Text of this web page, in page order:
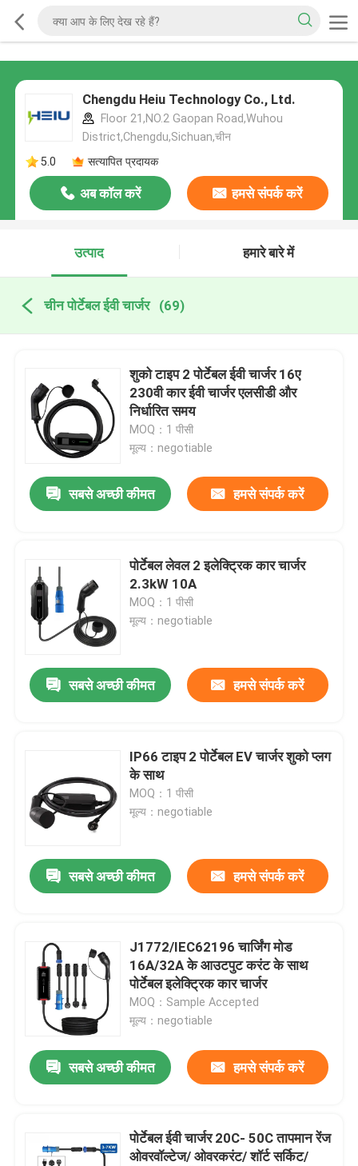
Chengdu Heiu Technology Co., Ltd.
Floor 21,NO.2 Gaopan Road,Wuhou
District,Chengdu,Sichuan,चीन
5.0
सत्यापित प्रदायक
अब कॉल करें हमसे संपर्क करें
उत्पाद हमारे बारे में
चीन पोर्टेबल ईवी चार्जर (69)
शुको टाइप 2 पोर्टेबल ईवी चार्जर 16ए
230वी कार ईवी चार्जर एलसीडी और
निर्धारित समय
MOQ：1 पीसी
मूल्य：negotiable
सबसे अच्छी कीमत हमसे संपर्क करें
पोर्टेबल लेवल 2 इलेक्ट्रिक कार चार्जर
2.3kW 10A
MOQ：1 पीसी
मूल्य：negotiable
सबसे अच्छी कीमत हमसे संपर्क करें
IP66 टाइप 2 पोर्टेबल EV चार्जर शुको प्लग
के साथ
MOQ：1 पीसी
मूल्य：negotiable
सबसे अच्छी कीमत हमसे संपर्क करें
J1772/IEC62196 चार्जिंग मोड
16A/32A के आउटपुट करंट के साथ
पोर्टेबल इलेक्ट्रिक कार चार्जर
MOQ：Sample Accepted
मूल्य：negotiable
सबसे अच्छी कीमत हमसे संपर्क करें
पोर्टेबल ईवी चार्जर 20C- 50C तापमान रेंज
ओवरवॉल्टेज/ ओवरकरंट/ शॉर्ट सर्किट/